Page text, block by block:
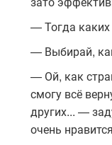
— Тогда
— Выбирай,
— Ой, как
смогу всё
других... —
очень